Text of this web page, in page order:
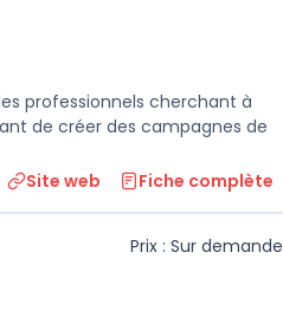
professionnels cherchant à
de créer des campagnes de
Site web Fiche complète
Prix : Sur demande